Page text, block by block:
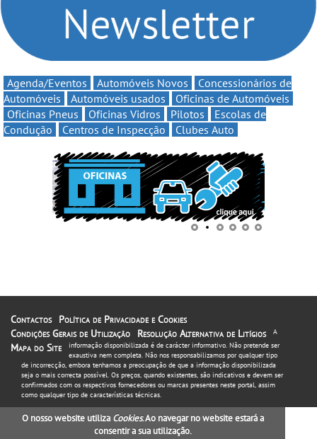
Agenda/Eventos Automóveis Novos
Concessionários de
Automóveis
Automóveis usados
Oficinas de Automóveis
Oficinas Pneus
Oficinas Vidros Pilotos
Escolas de
Condução
Centros de Inspecção Clubes Auto
Contactos
Política de Privacidade e Cookies
Condições Gerais de Utilização
Resolução Alternativa de Litígios
Mapa do Site
A
informação disponibilizada é de carácter informativo. Não pretende ser
exaustiva nem completa. Não nos responsabilizamos por qualquer tipo
de incorrecção, embora tenhamos a preocupação de que a informação disponibilizada
seja o mais correcta possível. Os preços, quando existentes, são indicativos e devem ser
confirmados com os respectivos fornecedores ou marcas presentes neste portal, assim
como qualquer tipo de características técnicas.
O nosso website utiliza Cookies. Ao navegar no website estará a
consentir a sua utilização.